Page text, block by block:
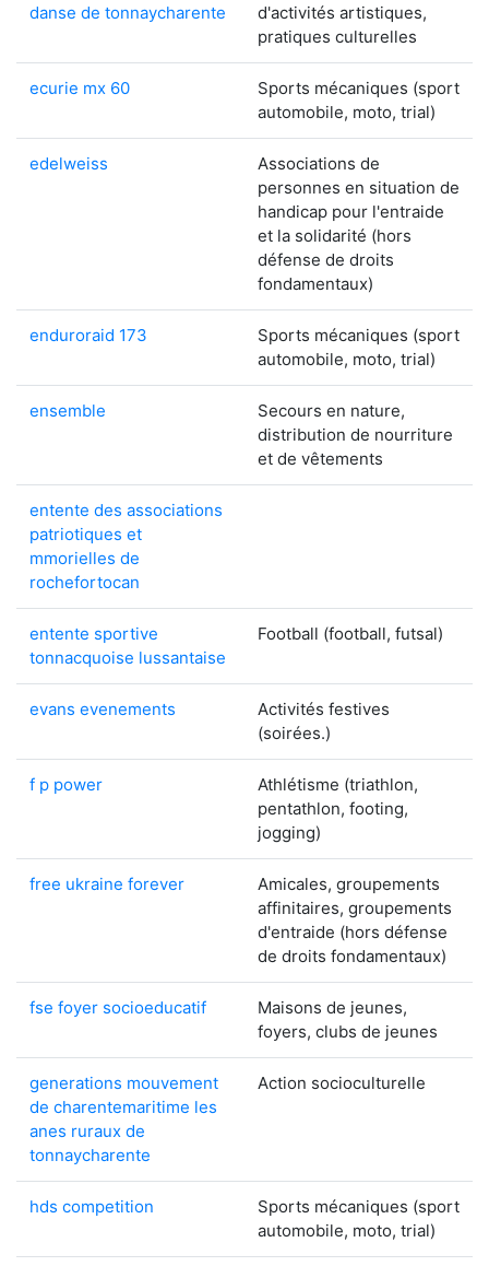
danse de tonnaycharente
d'activités artistiques,
pratiques culturelles
ecurie mx 60
Sports mécaniques (sport
automobile, moto, trial)
edelweiss
Associations de
personnes en situation de
handicap pour l'entraide
et la solidarité (hors
défense de droits
fondamentaux)
enduroraid 173
Sports mécaniques (sport
automobile, moto, trial)
ensemble
Secours en nature,
distribution de nourriture
et de vêtements
entente des associations
patriotiques et
mmorielles de
rochefortocan
entente sportive
tonnacquoise lussantaise
Football (football, futsal)
evans evenements
Activités festives
(soirées.)
f p power
Athlétisme (triathlon,
pentathlon, footing,
jogging)
free ukraine forever
Amicales, groupements
affinitaires, groupements
d'entraide (hors défense
de droits fondamentaux)
fse foyer socioeducatif
Maisons de jeunes,
foyers, clubs de jeunes
generations mouvement
de charentemaritime les
anes ruraux de
tonnaycharente
Action socioculturelle
hds competition
Sports mécaniques (sport
automobile, moto, trial)